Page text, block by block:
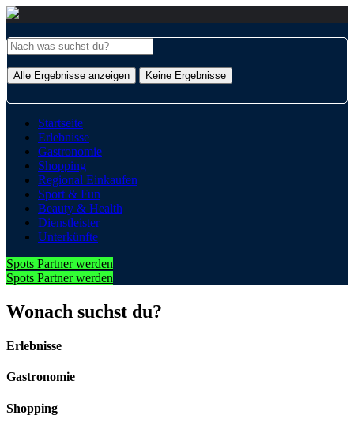
Alle Ergebnisse anzeigen Keine Ergebnisse
Startseite
Erlebnisse
Gastronomie
Shopping
Regional Einkaufen
Sport & Fun
Beauty & Health
Dienstleister
Unterkünfte
Spots Partner werden
Spots Partner werden
Wonach suchst du?
Erlebnisse
Gastronomie
Shopping